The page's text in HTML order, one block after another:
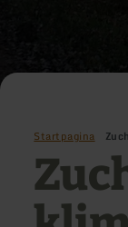
Startpagina